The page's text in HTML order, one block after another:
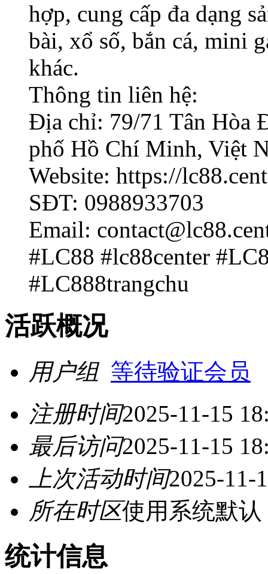
hợp, cung cấp đa dạng
bài, xổ số, bắn cá, mini
khác.
Thông tin liên hệ:
Địa chỉ: 79/71 Tân Hòa
phố Hồ Chí Minh, Việt
Website: https://
SĐT: 0988933703
Email:
#LC88 #lc88center
#LC888trangchu
活跃概况
用户组 等待验证会员
注册时间2025-11-15
最后访问2025-11-15
上次活动时间2025-11-
所在时区使用系统默认
统计信息